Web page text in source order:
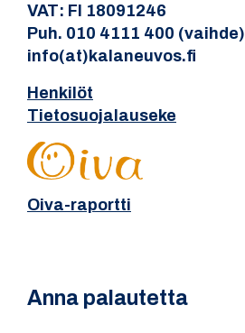
VAT: FI 18091246
Puh. 010 4111 400 (vaihde)
info(at)kalaneuvos.fi
Henkilöt
Tietosuojalauseke
Oiva-raportti
Anna palautetta